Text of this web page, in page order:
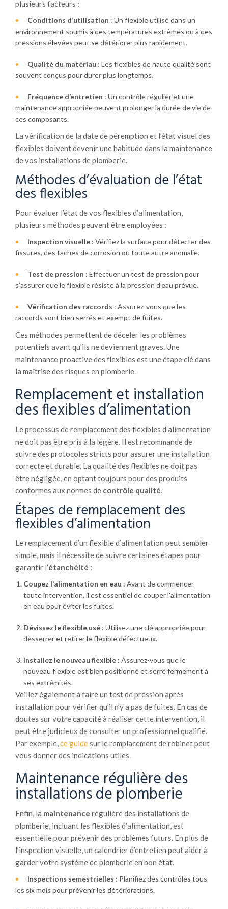
plusieurs facteurs :
Conditions d’utilisation : Un flexible utilisé dans un
environnement soumis à des températures extrêmes ou à des
pressions élevées peut se détériorer plus rapidement.
Qualité du matériau : Les flexibles de haute qualité sont
souvent conçus pour durer plus longtemps.
Fréquence d’entretien : Un contrôle régulier et une
maintenance appropriée peuvent prolonger la durée de vie de
ces composants.
La vérification de la date de péremption et l’état visuel des
flexibles doivent devenir une habitude dans la maintenance
de vos installations de plomberie.
Méthodes d’évaluation de l’état
des flexibles
Pour évaluer l’état de vos flexibles d’alimentation,
plusieurs méthodes peuvent être employées :
Inspection visuelle : Vérifiez la surface pour détecter des
fissures, des taches de corrosion ou toute autre anomalie.
Test de pression : Effectuer un test de pression pour
s’assurer que le flexible résiste à la pression d’eau prévue.
Vérification des raccords : Assurez-vous que les
raccords sont bien serrés et exempt de fuites.
Ces méthodes permettent de déceler les problèmes
potentiels avant qu’ils ne deviennent graves. Une
maintenance proactive des flexibles est une étape clé dans
la maîtrise des risques en plomberie.
Remplacement et installation
des flexibles d’alimentation
Le processus de remplacement des flexibles d’alimentation
ne doit pas être pris à la légère. Il est recommandé de
suivre des protocoles stricts pour assurer une installation
correcte et durable. La qualité des flexibles ne doit pas
être négligée, en optant toujours pour des produits
conformes aux normes de contrôle qualité.
Étapes de remplacement des
flexibles d’alimentation
Le remplacement d’un flexible d’alimentation peut sembler
simple, mais il nécessite de suivre certaines étapes pour
garantir l’étanchéité :
Coupez l’alimentation en eau : Avant de commencer
toute intervention, il est essentiel de couper l’alimentation
en eau pour éviter les fuites.
Dévissez le flexible usé : Utilisez une clé appropriée pour
desserrer et retirer le flexible défectueux.
Installez le nouveau flexible : Assurez-vous que le
nouveau flexible est bien positionné et serré fermement à
ses extrémités.
Veillez également à faire un test de pression après
installation pour vérifier qu’il n’y a pas de fuites. En cas de
doutes sur votre capacité à réaliser cette intervention, il
peut être judicieux de consulter un professionnel qualifié.
Par exemple,ce guidesur le remplacement de robinet peut
vous donner des indications utiles.
Maintenance régulière des
installations de plomberie
Enfin, la maintenance régulière des installations de
plomberie, incluant les flexibles d’alimentation, est
essentielle pour prévenir des problèmes futurs. En plus de
l’inspection visuelle, un calendrier d’entretien peut aider à
garder votre système de plomberie en bon état.
Inspections semestrielles : Planifiez des contrôles tous
les six mois pour prévenir les détériorations.